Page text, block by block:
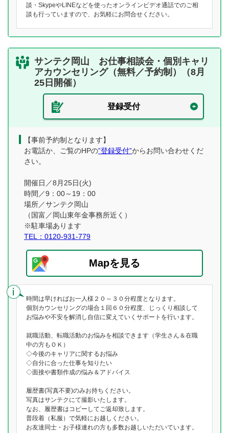
談・SkypeやLINEなどを使ったオンラインビデオ通話でのご相
談も行っていますので、お気軽にお問合せください。
サンテク岡山 お仕事相談会・個別キャリ
アカウンセリング（無料／予約制）（8月
25日開催）
登録受付
【事前予約制となります】
お電話か、ご覧のHPの”登録受付”からお問い合わせくだ
さい。
開催日／8月25日(火)
時間／9：00～19：00
場所／サンテク岡山
（国富／岡山東年金事務所近く）
※駐車場あります
TEL：0120-931-779
Mapを見る
時間は早ければお一人様２０～３０分程度となります。
個別カウンセリングの場合１回６０分程度、じっくり相談して
お悩みや不安を解消し自信に変えていくサポートを行います。
就職活動、転職活動のお悩みを相談できます（学生さん＆在職
中の方もＯＫ）
◇今後のキャリアに関するお悩み
◇自分に合った仕事を知りたい
◇面接や書類作成の悩み＆アドバイス
履歴書(写真不要)のみお持ちください。
写真はサンテクにて撮影いたします。
なお、履歴書はコピーしてご返却致します。
普段着（私服）で気軽にお越しください。
お友達同士・お子様連れの方も多数お越しいただいています。